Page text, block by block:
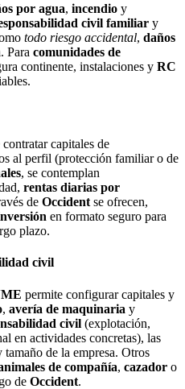
por agua, incendio y
civil familiar y
todo riesgo accidental, daños
. Para comunidades de
continente, instalaciones y RC
contratar capitales de
al perfil (protección familiar o de
, se contemplan
rentas diarias por
de Occident se ofrecen,
en formato seguro para
plazo.
civil
permite configurar capitales y
, avería de maquinaria y
civil (explotación,
en actividades concretas), las
de la empresa. Otros
de compañía, cazador o
de Occident.